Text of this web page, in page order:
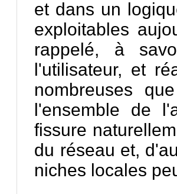
et dans un
exploitables
rappelé, à
l'utilisateur, et
nombreuses
l'ensemble de
fissure
du réseau et,
niches locales